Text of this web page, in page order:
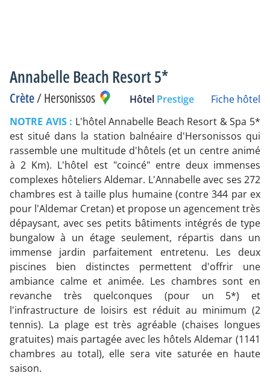
Annabelle Beach Resort 5*
Crète/Hersonissos Hôtel Prestige
Fiche hôtel
NOTRE AVIS : L'hôtel Annabelle Beach Resort & Spa 5*
est situé dans la station balnéaire d'Hersonissos qui
rassemble une multitude d'hôtels (et un centre animé
à 2 Km). L'hôtel est "coincé" entre deux immenses
complexes hôteliers Aldemar. L'Annabelle avec ses 272
chambres est à taille plus humaine (contre 344 par ex
pour l'Aldemar Cretan) et propose un agencement très
dépaysant, avec ses petits bâtiments intégrés de type
bungalow à un étage seulement, répartis dans un
immense jardin parfaitement entretenu. Les deux
piscines bien distinctes permettent d'offrir une
ambiance calme et animée. Les chambres sont en
revanche très quelconques (pour un 5*) et
l'infrastructure de loisirs est réduit au minimum (2
tennis). La plage est très agréable (chaises longues
gratuites) mais partagée avec les hôtels Aldemar (1141
chambres au total), elle sera vite saturée en haute
saison.